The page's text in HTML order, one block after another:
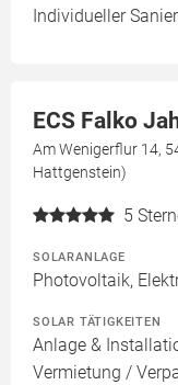
Individueller
ECS Falko
Am Wenigerflur 14,
Hattgenstein)
5
SOLARANLAGE
Photovoltaik,
SOLAR TÄTIGKEITEN
Anlage &
Vermietung /